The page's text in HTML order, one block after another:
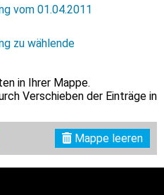
vom 01.04.2011
zu wählende
in Ihrer Mappe.
Verschieben der Einträge in
Mappe leeren